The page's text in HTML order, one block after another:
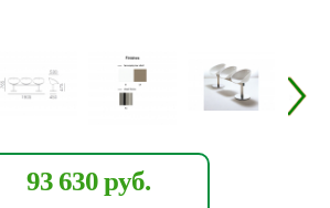
93 630 руб.